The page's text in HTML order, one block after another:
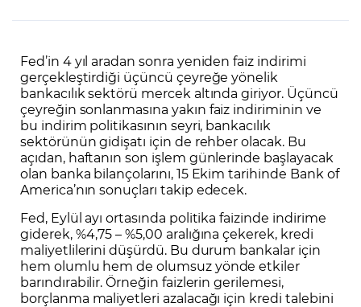
Fed’in 4 yıl aradan sonra yeniden faiz indirimi
gerçekleştirdiği üçüncü çeyreğe yönelik
bankacılık sektörü mercek altında giriyor. Üçüncü
çeyreğin sonlanmasına yakın faiz indiriminin ve
bu indirim politikasının seyri, bankacılık
sektörünün gidişatı için de rehber olacak. Bu
açıdan, haftanın son işlem günlerinde başlayacak
olan banka bilançolarını, 15 Ekim tarihinde Bank of
America’nın sonuçları takip edecek.
Fed, Eylül ayı ortasında politika faizinde indirime
giderek, %4,75 – %5,00 aralığına çekerek, kredi
maliyetlilerini düşürdü. Bu durum bankalar için
hem olumlu hem de olumsuz yönde etkiler
barındırabilir. Örneğin faizlerin gerilemesi,
borçlanma maliyetleri azalacağı için kredi talebini